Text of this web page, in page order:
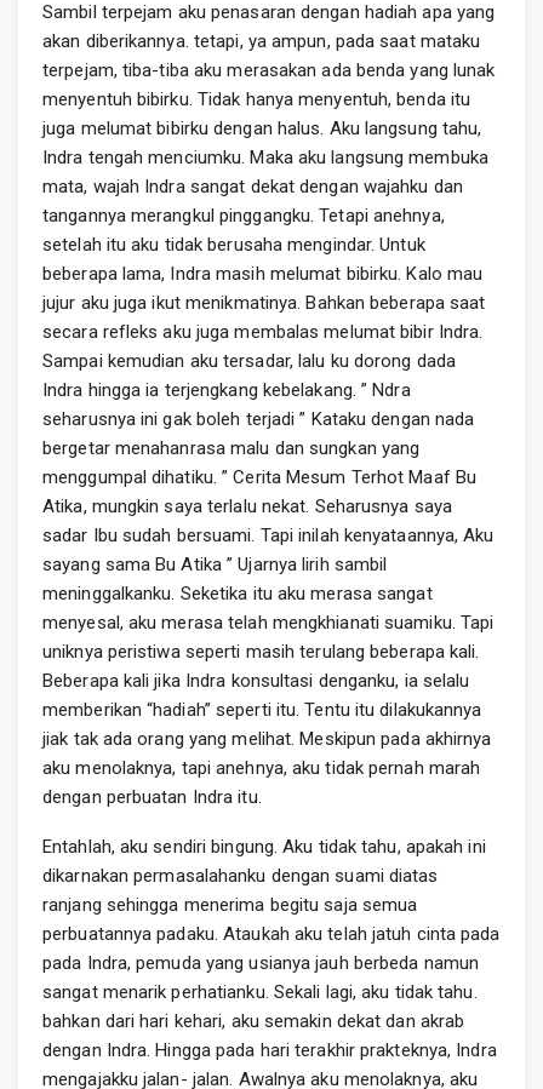
Sambil terpejam aku penasaran dengan hadiah apa yang
akan diberikannya. tetapi, ya ampun, pada saat mataku
terpejam, tiba-tiba aku merasakan ada benda yang lunak
menyentuh bibirku. Tidak hanya menyentuh, benda itu
juga melumat bibirku dengan halus. Aku langsung tahu,
Indra tengah menciumku. Maka aku langsung membuka
mata, wajah Indra sangat dekat dengan wajahku dan
tangannya merangkul pinggangku. Tetapi anehnya,
setelah itu aku tidak berusaha mengindar. Untuk
beberapa lama, Indra masih melumat bibirku. Kalo mau
jujur aku juga ikut menikmatinya. Bahkan beberapa saat
secara refleks aku juga membalas melumat bibir Indra.
Sampai kemudian aku tersadar, lalu ku dorong dada
Indra hingga ia terjengkang kebelakang. ” Ndra
seharusnya ini gak boleh terjadi ” Kataku dengan nada
bergetar menahanrasa malu dan sungkan yang
menggumpal dihatiku. ” Cerita Mesum Terhot Maaf Bu
Atika, mungkin saya terlalu nekat. Seharusnya saya
sadar Ibu sudah bersuami. Tapi inilah kenyataannya, Aku
sayang sama Bu Atika ” Ujarnya lirih sambil
meninggalkanku. Seketika itu aku merasa sangat
menyesal, aku merasa telah mengkhianati suamiku. Tapi
uniknya peristiwa seperti masih terulang beberapa kali.
Beberapa kali jika Indra konsultasi denganku, ia selalu
memberikan “hadiah” seperti itu. Tentu itu dilakukannya
jiak tak ada orang yang melihat. Meskipun pada akhirnya
aku menolaknya, tapi anehnya, aku tidak pernah marah
dengan perbuatan Indra itu.
Entahlah, aku sendiri bingung. Aku tidak tahu, apakah ini
dikarnakan permasalahanku dengan suami diatas
ranjang sehingga menerima begitu saja semua
perbuatannya padaku. Ataukah aku telah jatuh cinta pada
pada Indra, pemuda yang usianya jauh berbeda namun
sangat menarik perhatianku. Sekali lagi, aku tidak tahu.
bahkan dari hari kehari, aku semakin dekat dan akrab
dengan Indra. Hingga pada hari terakhir prakteknya, Indra
mengajakku jalan- jalan. Awalnya aku menolaknya, aku